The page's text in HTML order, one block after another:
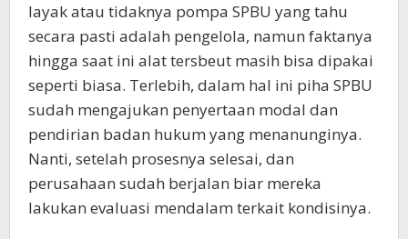
layak atau tidaknya pompa SPBU yang tahu
secara pasti adalah pengelola, namun faktanya
hingga saat ini alat tersbeut masih bisa dipakai
seperti biasa. Terlebih, dalam hal ini piha SPBU
sudah mengajukan penyertaan modal dan
pendirian badan hukum yang menanunginya.
Nanti, setelah prosesnya selesai, dan
perusahaan sudah berjalan biar mereka
lakukan evaluasi mendalam terkait kondisinya.